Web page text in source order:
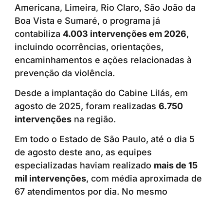
Americana, Limeira, Rio Claro, São João da
Boa Vista e Sumaré, o programa já
contabiliza 4.003 intervenções em 2026,
incluindo ocorrências, orientações,
encaminhamentos e ações relacionadas à
prevenção da violência.
Desde a implantação do Cabine Lilás, em
agosto de 2025, foram realizadas 6.750
intervenções na região.
Em todo o Estado de São Paulo, até o dia 5
de agosto deste ano, as equipes
especializadas haviam realizado mais de 15
mil intervenções, com média aproximada de
67 atendimentos por dia. No mesmo